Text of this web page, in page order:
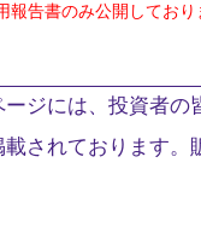
報告書のみ公開しており
ジには、投資者
されております